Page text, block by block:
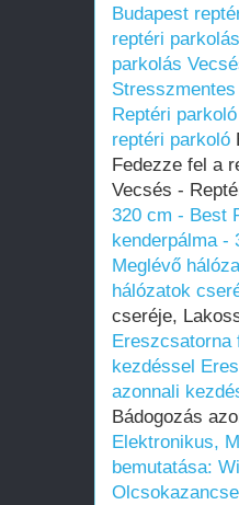
Budapest
reptéri
parkolás
Reptéri
reptéri parkoló
Fedezze fel a
Vecsés -
320 cm - Best
kenderpálma -
Meglévő
hálózatok
cseréje,
Ereszcsatorna
kezdéssel
azonnali
Bádogozás
Elektronikus,
bemutatása: